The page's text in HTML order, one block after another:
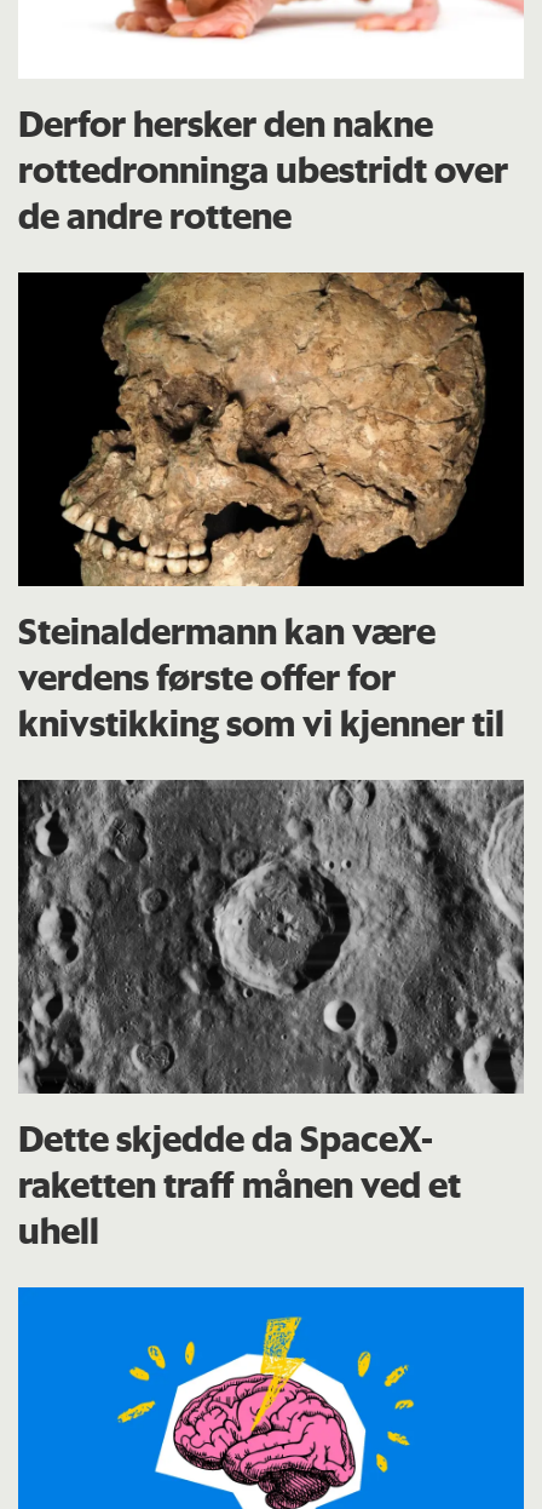
Derfor hersker den nakne
rottedronninga ubestridt over
de andre rottene
Steinaldermann kan være
verdens første offer for
knivstikking som vi kjenner til
Dette skjedde da SpaceX-
raketten traff månen ved et
uhell